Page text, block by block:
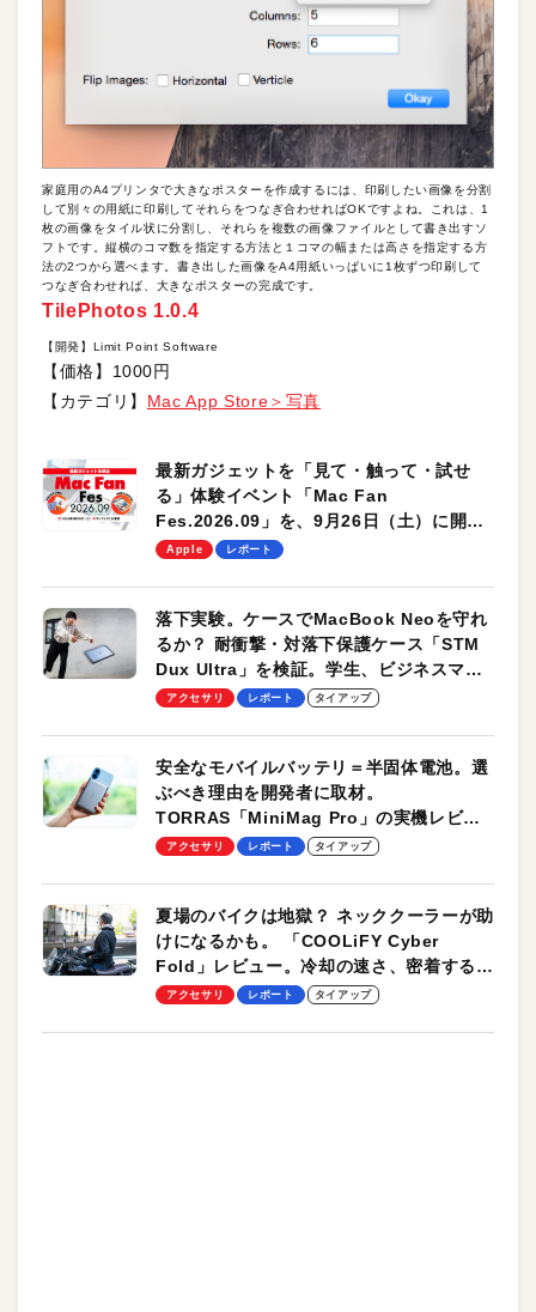
家庭用のA4プリンタで大きなポスターを作成するには、印刷したい画像を分割
して別々の用紙に印刷してそれらをつなぎ合わせればOKですよね。これは、1
枚の画像をタイル状に分割し、それらを複数の画像ファイルとして書き出すソ
フトです。縦横のコマ数を指定する方法と１コマの幅または高さを指定する方
法の2つから選べます。書き出した画像をA4用紙いっぱいに1枚ずつ印刷して
つなぎ合わせれば、大きなポスターの完成です。
TilePhotos 1.0.4
【開発】Limit Point Software
【価格】1000円
【カテゴリ】 Mac App Store＞写真
最新ガジェットを「見て・触って・試せ
る」体験イベント「Mac Fan
Fes.2026.09」を、9月26日（土）に開催
します！
Apple レポート
落下実験。ケースでMacBook Neoを守れ
るか？ 耐衝撃・対落下保護ケース「STM
Dux Ultra」を検証。学生、ビジネスマン
のモバイルユースに最適！
アクセサリ レポート タイアップ
安全なモバイルバッテリ＝半固体電池。選
ぶべき理由を開発者に取材。
TORRAS「MiniMag Pro」の実機レビュ
ーも
アクセサリ レポート タイアップ
夏場のバイクは地獄？ ネッククーラーが助
けになるかも。 「COOLiFY Cyber
Fold」レビュー。冷却の速さ、密着する冷
却プレート、シンプルな操作性がグッド！
アクセサリ レポート タイアップ